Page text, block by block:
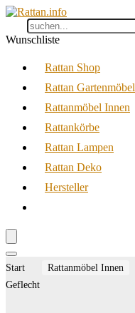
Wunschliste
Rattan Shop
Rattan Gartenmöbel
Rattanmöbel Innen
Rattankörbe
Rattan Lampen
Rattan Deko
Hersteller
Start Rattanmöbel Innen
Geflecht